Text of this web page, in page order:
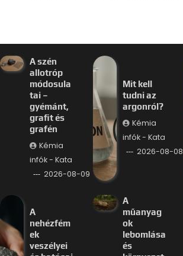
A szén
allotróp
módosula
tai –
gyémánt,
grafit és
grafén
Kémia
infók - Kata
2026-08-09
Mit kell
tudni az
argonról?
Kémia
infók - Kata
2026-08-08
A
nehézfém
ek
veszélyei
A
műanyag
ok
lebomlása
és